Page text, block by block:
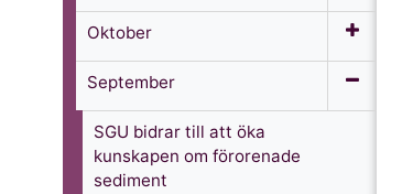
Oktober
September
SGU bidrar till att öka
kunskapen om förorenade
sediment